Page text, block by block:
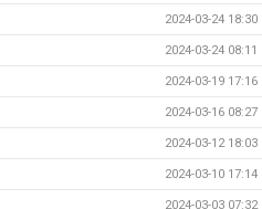
2024-03-24 18:30
2024-03-24 08:11
2024-03-19 17:16
2024-03-16 08:27
2024-03-12 18:03
2024-03-10 17:14
2024-03-03 07:32